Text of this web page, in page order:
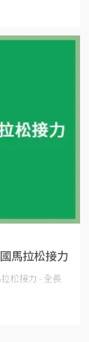
馬拉松接力
松接力 - 全長